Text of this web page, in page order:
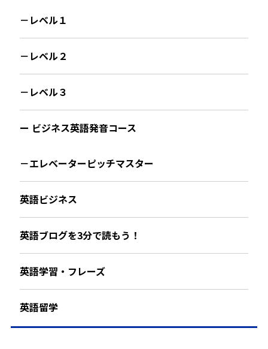
－レベル１
－レベル２
－レベル３
ー ビジネス英語発音コース
－エレベーターピッチマスター
英語ビジネス
英語ブログを3分で読もう！
英語学習・フレーズ
英語留学